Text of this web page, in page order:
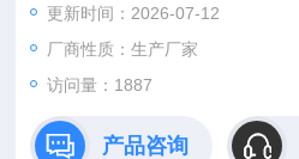
更新时间：2026-07-12
厂商性质：生产厂家
访问量：1887
产品咨询